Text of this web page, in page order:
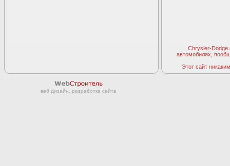
Chrysler-
автомобилях,
Этот сайт
веб дизайн, разработка сайта